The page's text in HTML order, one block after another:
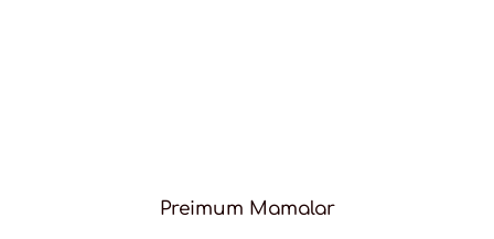
Preimum Mamalar